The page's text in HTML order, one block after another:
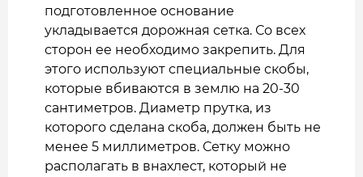
подготовленное основание
укладывается дорожная сетка. Со всех
сторон ее необходимо закрепить. Для
этого используют специальные скобы,
которые вбиваются в землю на 20-30
сантиметров. Диаметр прутка, из
которого сделана скоба, должен быть не
менее 5 миллиметров. Сетку можно
располагать в внахлест, который не